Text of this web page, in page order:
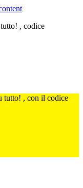
, codice
tutto! , con il codice